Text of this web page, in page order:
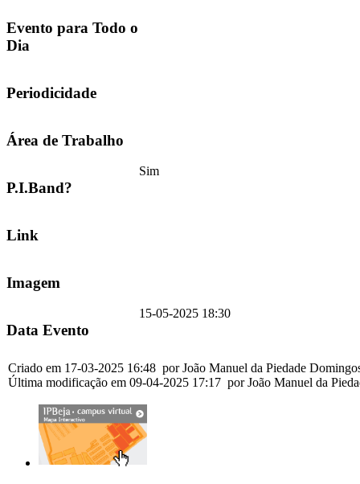
Evento para Todo o
Dia
Periodicidade
Área de Trabalho
P.I.Band?
Sim
Link
Imagem
Data Evento
15-05-2025 18:30
Criado em 17-03-2025 16:48 por João Manuel da Piedade
Última modificação em 09-04-2025 17:17 por João Manuel da